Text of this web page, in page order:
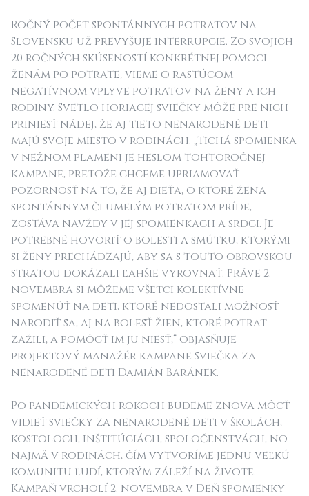
Ročný počet spontánnych potratov na
Slovensku už prevyšuje interrupcie. Zo svojich
20 ročných skúseností konkrétnej pomoci
ženám po potrate, vieme o rastúcom
negatívnom vplyve potratov na ženy a ich
rodiny. Svetlo horiacej sviečky môže pre nich
priniesť nádej, že aj tieto nenarodené deti
majú svoje miesto v rodinách. „Tichá spomienka
v nežnom plameni je heslom tohtoročnej
kampane, pretože chceme upriamovať
pozornosť na to, že aj dieťa, o ktoré žena
spontánnym či umelým potratom príde,
zostáva navždy v jej spomienkach a srdci. Je
potrebné hovoriť o bolesti a smútku, ktorými
si ženy prechádzajú, aby sa s touto obrovskou
stratou dokázali ľahšie vyrovnať. Práve 2.
novembra si môžeme všetci kolektívne
spomenúť na deti, ktoré nedostali možnosť
narodiť sa, aj na bolesť žien, ktoré potrat
zažili, a pomôcť im ju niesť,“ objasňuje
projektový manažér kampane Sviečka za
nenarodené deti Damián Baránek.
Po pandemických rokoch budeme znova môcť
vidieť sviečky za nenarodené deti v školách,
kostoloch, inštitúciách, spoločenstvách, no
najmä v rodinách, čím vytvoríme jednu veľkú
komunitu ľudí, ktorým záleží na živote.
Kampaň vrcholí 2. novembra v Deň spomienky